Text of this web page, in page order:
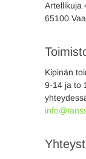
Artellikuja
65100
Kipinän
9-14 ja to